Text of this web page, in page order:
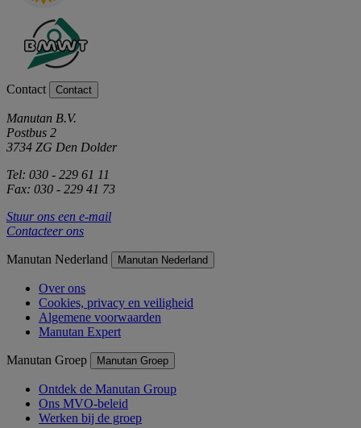
Contact Contact
Manutan B.V.
Postbus 2
3734 ZG Den Dolder
Tel: 030 - 229 61 11
Fax: 030 - 229 41 73
Stuur ons een e-mail
Contacteer ons
Manutan Nederland Manutan Nederland
Over ons
Cookies, privacy en veiligheid
Algemene voorwaarden
Manutan Expert
Manutan Groep Manutan Groep
Ontdek de Manutan Group
Ons MVO-beleid
Werken bij de groep